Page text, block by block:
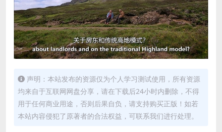
声明：本站发布的资源仅为个人学习测试使用，所有资源
均来自于互联网网盘分享，请在下载后24小时内删除，不得
用于任何商业用途，否则后果自负，请支持购买正版！如若
本站内容侵犯了原著者的合法权益，可联系我们进行处理。